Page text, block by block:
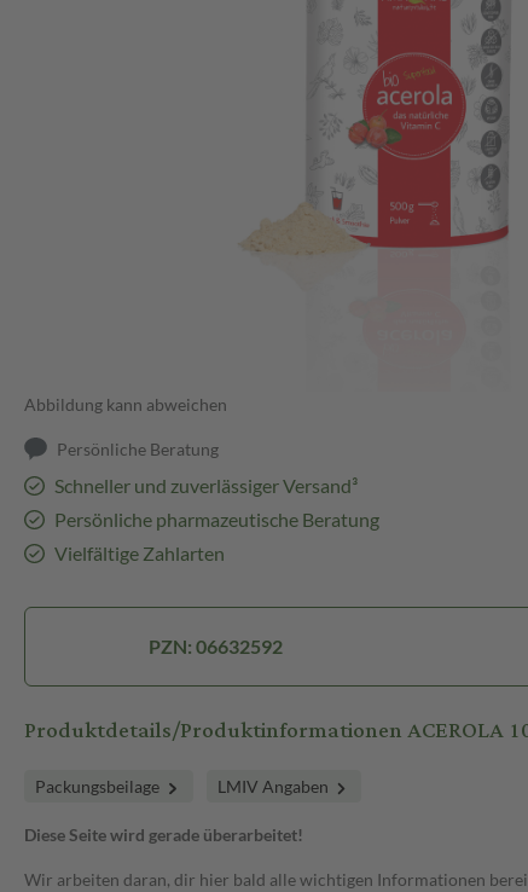
Abbildung kann abweichen
Persönliche Beratung
Schneller und zuverlässiger Versand³
Persönliche pharmazeutische Beratung
Vielfältige Zahlarten
PZN: 06632592
Produktdetails/Produktinformationen ACEROLA
Packungsbeilage LMIV Angaben
Diese Seite wird gerade überarbeitet!
Wir arbeiten daran, dir hier bald alle wichtigen Informationen